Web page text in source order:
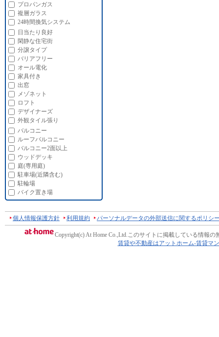
プロパンガス
複層ガラス
24時間換気システム
日当たり良好
閑静な住宅街
分譲タイプ
バリアフリー
オール電化
家具付き
出窓
メゾネット
ロフト
デザイナーズ
外観タイル張り
バルコニー
ルーフバルコニー
バルコニー2面以上
ウッドデッキ
庭(専用庭)
駐車場(近隣含む)
駐輪場
バイク置き場
個人情報保護方針 利用規約 パーソナルデータの外部送信に関するポリシ
Copyright(c) At Home Co.,Ltd.このサイトに掲載している情報の
賃貸や不動産はアットホーム-賃貸マ